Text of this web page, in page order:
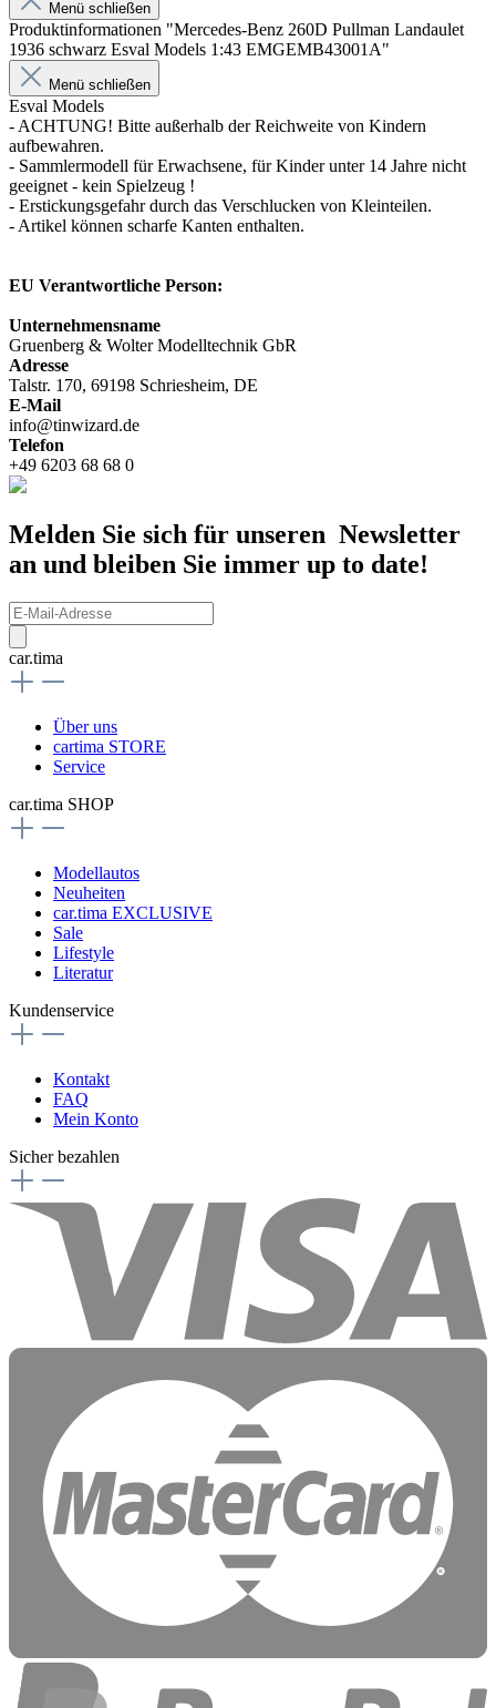
Menü schließen
Produktinformationen "Mercedes-Benz 260D Pullman Landaulet
1936 schwarz Esval Models 1:43 EMGEMB43001A"
Menü schließen
Esval Models
- ACHTUNG! Bitte außerhalb der Reichweite von Kindern
aufbewahren.
- Sammlermodell für Erwachsene, für Kinder unter 14 Jahre nicht
geeignet - kein Spielzeug !
- Erstickungsgefahr durch das Verschlucken von Kleinteilen.
- Artikel können scharfe Kanten enthalten.
EU Verantwortliche Person:
Unternehmensname
Gruenberg & Wolter Modelltechnik GbR
Adresse
Talstr. 170, 69198 Schriesheim, DE
E-Mail
info@tinwizard.de
Telefon
+49 6203 68 68 0
Melden Sie sich für unseren Newsletter
an und bleiben Sie immer up to date!
car.tima
Über uns
cartima STORE
Service
car.tima SHOP
Modellautos
Neuheiten
car.tima EXCLUSIVE
Sale
Lifestyle
Literatur
Kundenservice
Kontakt
FAQ
Mein Konto
Sicher bezahlen